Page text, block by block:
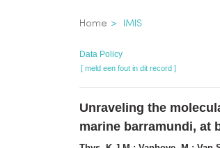
Kruimelpad
Home IMIS
Data Policy
[ meld een fout in dit record ]
Unraveling the
marine barramundi, at